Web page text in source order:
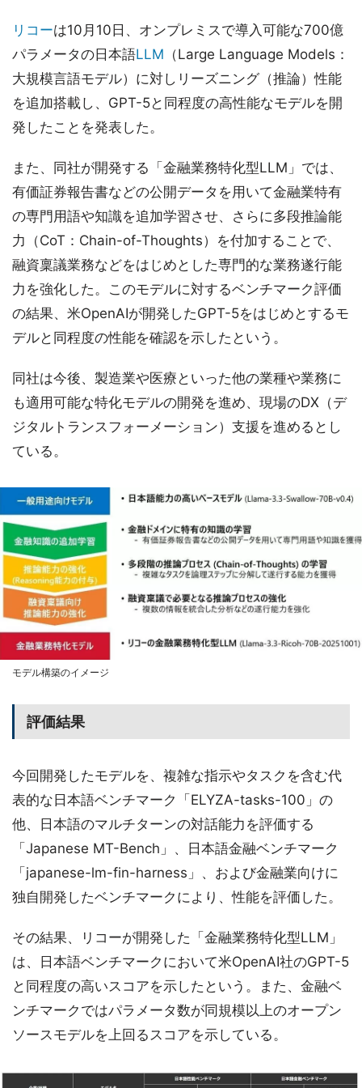
リコーは10月10日、オンプレミスで導入可能な700億
パラメータの日本語LLM （Large Language Models：
大規模言語モデル）に対しリーズニング（推論）性能
を追加搭載し、GPT-5と同程度の高性能なモデルを開
発したことを発表した。
また、同社が開発する「金融業務特化型LLM」では、
有価証券報告書などの公開データを用いて金融業特有
の専門用語や知識を追加学習させ、さらに多段推論能
力（CoT：Chain-of-Thoughts）を付加することで、
融資稟議業務などをはじめとした専門的な業務遂行能
力を強化した。このモデルに対するベンチマーク評価
の結果、米OpenAIが開発したGPT-5をはじめとするモ
デルと同程度の性能を確認を示したという。
同社は今後、製造業や医療といった他の業種や業務に
も適用可能な特化モデルの開発を進め、現場のDX（デ
ジタルトランスフォーメーション）支援を進めるとし
ている。
モデル構築のイメージ
評価結果
今回開発したモデルを、複雑な指示やタスクを含む代
表的な日本語ベンチマーク「ELYZA-tasks-100」の
他、日本語のマルチターンの対話能力を評価する
「Japanese MT-Bench」、日本語金融ベンチマーク
「japanese-lm-fin-harness」、および金融業向けに
独自開発したベンチマークにより、性能を評価した。
その結果、リコーが開発した「金融業務特化型LLM」
は、日本語ベンチマークにおいて米OpenAI社のGPT-5
と同程度の高いスコアを示したという。また、金融ベ
ンチマークではパラメータ数が同規模以上のオープン
ソースモデルを上回るスコアを示している。